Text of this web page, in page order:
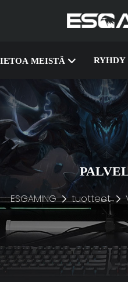
MEISTÄ
ESGAMING tuotteet